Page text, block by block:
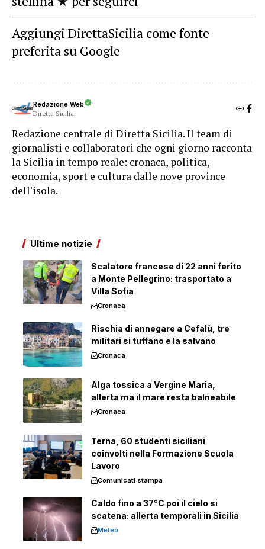
Aggiungi DirettaSicilia come fonte
preferita su Google
Redazione Web
Diretta Sicilia
Redazione centrale di Diretta Sicilia. Il team di
giornalisti e collaboratori che ogni giorno racconta
la Sicilia in tempo reale: cronaca, politica,
economia, sport e cultura dalle nove province
dell'isola.
Ultime notizie
Scalatore francese di 22 anni ferito
a Monte Pellegrino: trasportato a
Villa Sofia
Cronaca
Rischia di annegare a Cefalù, tre
militari si tuffano e la salvano
Cronaca
Alga tossica a Vergine Maria,
allerta ma il mare resta balneabile
Cronaca
Terna, 60 studenti siciliani
coinvolti nella Formazione Scuola
Lavoro
Comunicati stampa
Caldo fino a 37°C poi il cielo si
scatena: allerta temporali in Sicilia
Meteo